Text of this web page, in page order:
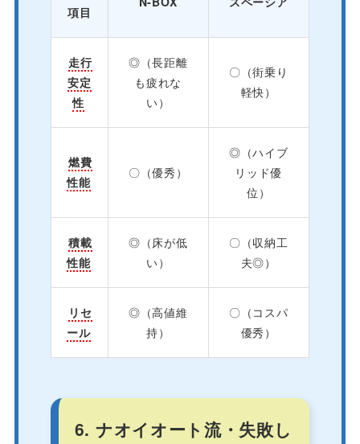
項目
走行
安定
性
◎（長距離
も疲れな
い）
〇（街乗り
軽快）
燃費
性能
〇（優秀）
◎（ハイブ
リッド優
位）
積載
性能
◎（床が低
い）
〇（収納工
夫◎）
リセ
ール
◎（高値維
持）
〇（コスパ
優秀）
6. ナオイオート流・失敗し